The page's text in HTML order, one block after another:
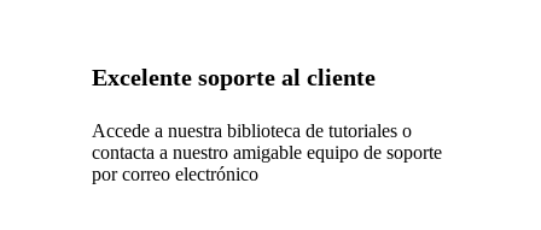
Excelente soporte al cliente
Accede a nuestra biblioteca de tutoriales o
contacta a nuestro amigable equipo de soporte
por correo electrónico